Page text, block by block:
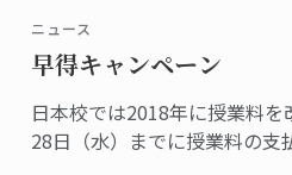
ニュース
早得キャンペーン
日本校では2018年に授業料を
28日（水）までに授業料の支